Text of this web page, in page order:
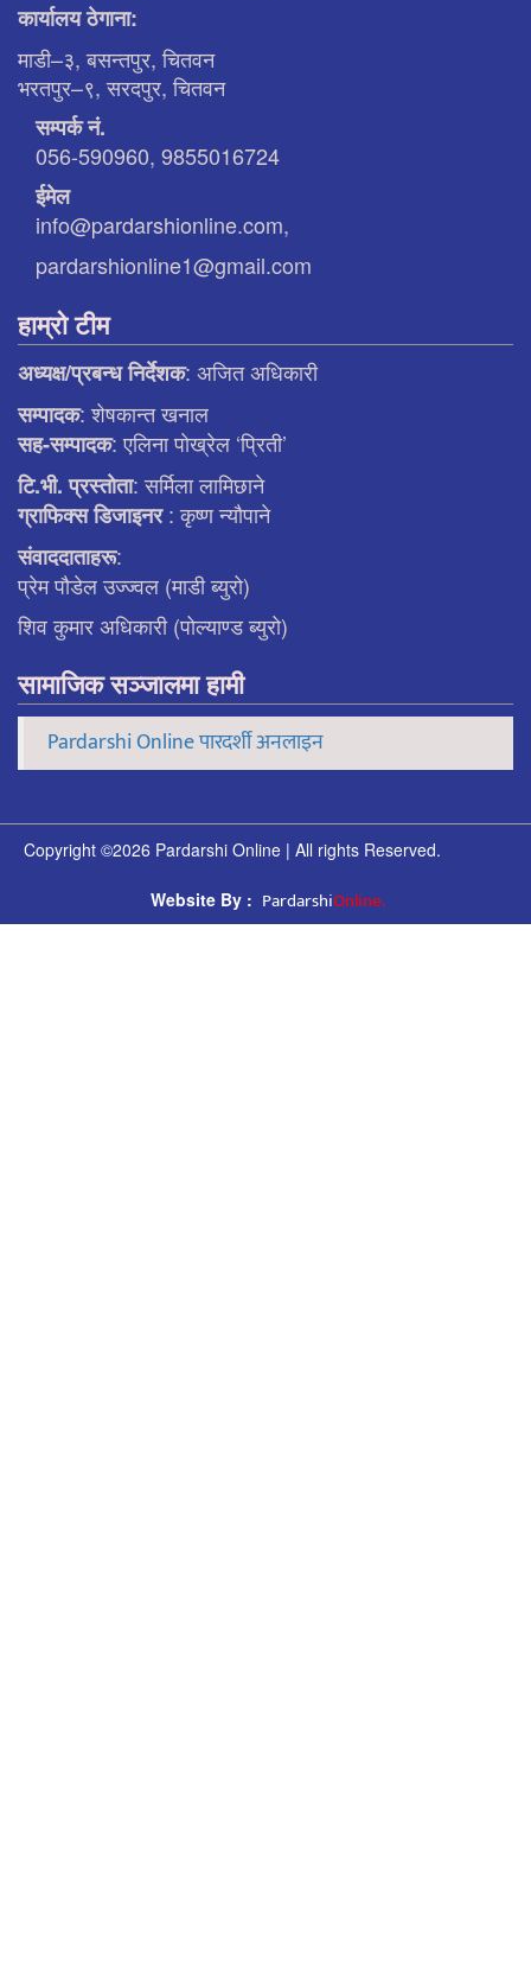
कार्यालय ठेगाना:
माडी–३, बसन्तपुर, चितवन
भरतपुर–९, सरदपुर, चितवन
सम्पर्क नं.
056-590960, 9855016724
ईमेल
info@pardarshionline.com,
pardarshionline1@gmail.com
हाम्रो टीम
अध्यक्ष/प्रबन्ध निर्देशक: अजित अधिकारी
सम्पादक: शेषकान्त खनाल
सह-सम्पादक: एलिना पाेख्रेल ‘प्रिती’
टि.भी. प्रस्ताेता: सर्मिला लामिछाने
ग्राफिक्स डिजाइनर: कृष्ण न्याैपाने
संवाददाताहरू:
प्रेम पौडेल उज्ज्वल (माडी ब्युरो)
शिव कुमार अधिकारी (पोल्याण्ड ब्युरो)
सामाजिक सञ्जालमा हामी
Pardarshi Online पारदर्शी अनलाइन
Copyright ©2026 Pardarshi Online | All rights Reserved.
Website By : PardarshiOnline.